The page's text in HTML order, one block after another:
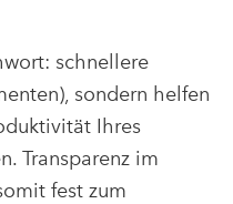
schnellere
sondern helfen
Ihres
Transparenz im
fest zum